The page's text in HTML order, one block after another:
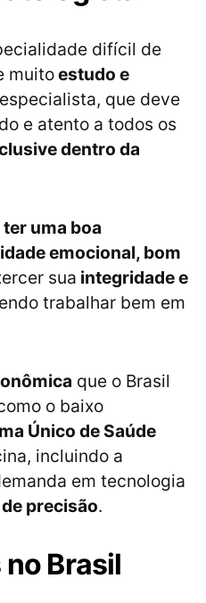
difícil de
muitoestudo e
que deve
e atento a todos os
dentro da
uma boa
emocional, bom
sua integridade e
trabalhar bem em
que o Brasil
o baixo
Único de Saúde
incluindo a
em tecnologia
precisão.
Brasil